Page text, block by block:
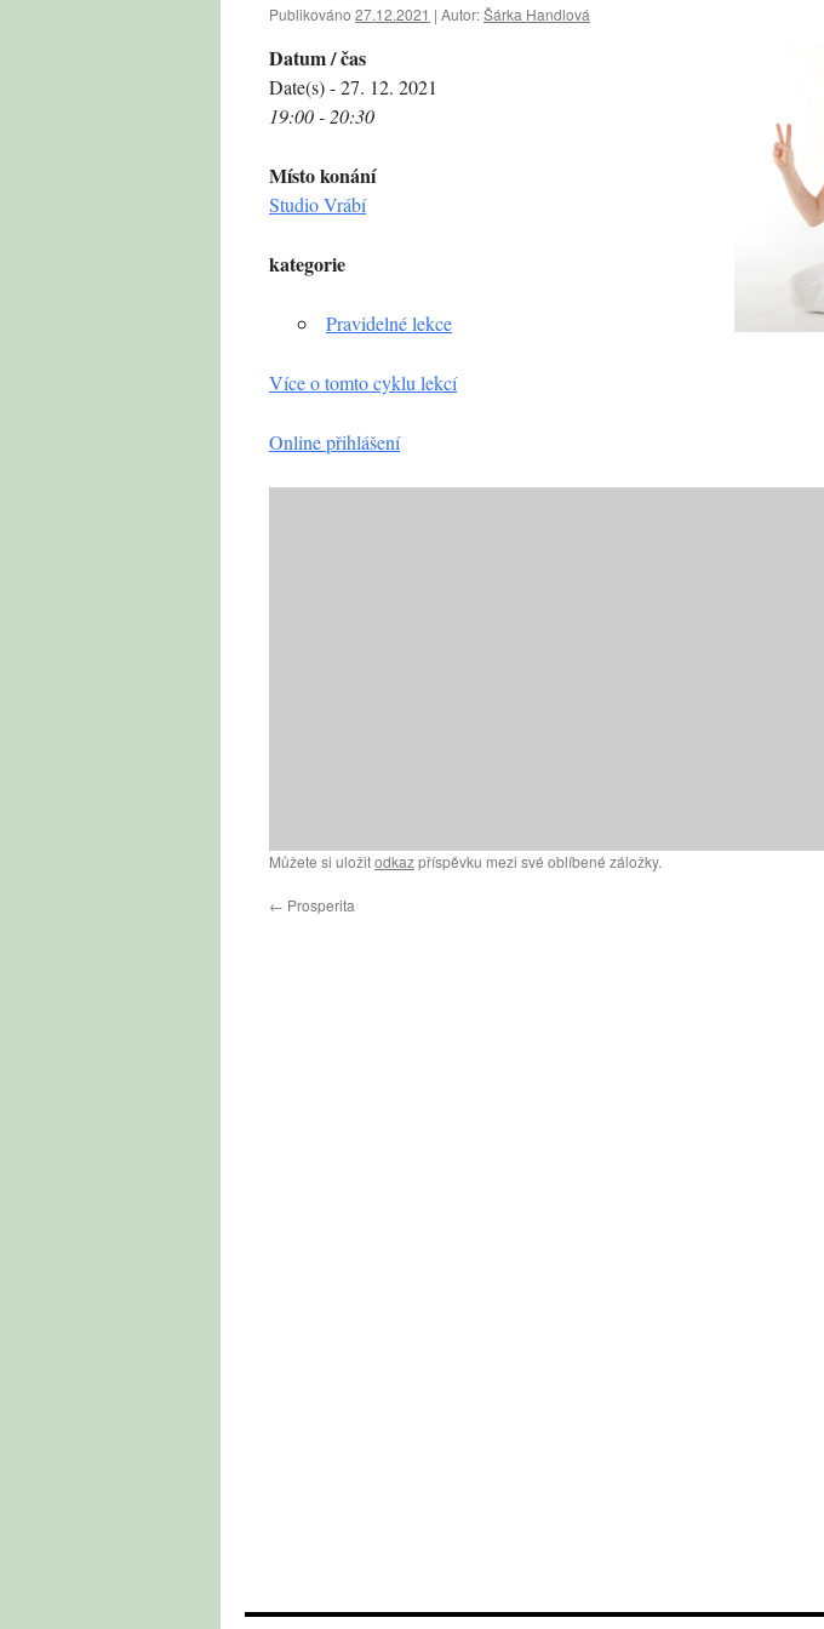
Publikováno 27.12.2021 | Autor:Šárka Handlová
Datum / čas
Date(s) - 27. 12. 2021
19:00 - 20:30
Místo konání
Studio Vrábí
kategorie
Pravidelné lekce
Více o tomto cyklu lekcí
Online přihlášení
Můžete si uložitodkazpříspěvku mezi své oblíbené záložky.
← Prosperita